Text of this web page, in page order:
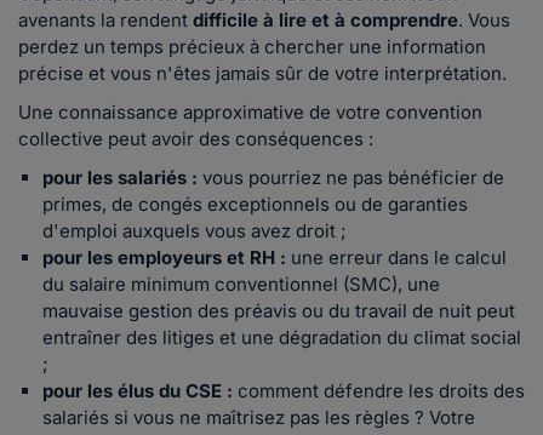
avenants la rendent difficile à lire et à comprendre. Vous
perdez un temps précieux à chercher une information
précise et vous n'êtes jamais sûr de votre interprétation.
Une connaissance approximative de votre convention
collective peut avoir des conséquences :
pour les salariés : vous pourriez ne pas bénéficier de
primes, de congés exceptionnels ou de garanties
d'emploi auxquels vous avez droit ;
pour les employeurs et RH : une erreur dans le calcul
du salaire minimum conventionnel (SMC), une
mauvaise gestion des préavis ou du travail de nuit peut
entraîner des litiges et une dégradation du climat social
;
pour les élus du CSE : comment défendre les droits des
salariés si vous ne maîtrisez pas les règles ? Votre